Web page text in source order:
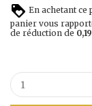
En achetant
panier vous
de réduction de